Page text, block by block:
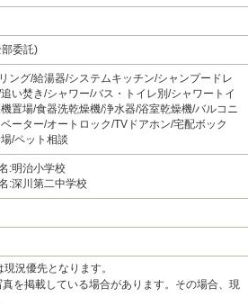
部委託)
ング/給湯器/システムキッチン/シャンプードレ
い焚き/シャワー/バス・トイレ別/シャワートイ
置場/食器洗乾燥機/浄水器/浴室乾燥機/バルコニ
ーター/オートロック/TVドアホン/宅配ボック
/ペット相談
:明治小学校
:深川第二中学校
況優先となります。
を掲載している場合があります。その場合、現